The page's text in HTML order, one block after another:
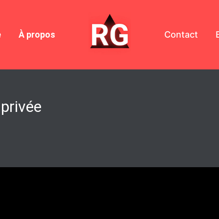
À propos Contact